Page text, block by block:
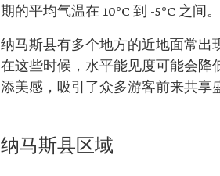
期的平均气温在 10°C 到 -5°C 之间。
纳马斯县有多个地方的近地面常出
在这些时候，水平能见度可能会降
添美感，吸引了众多游客前来共享
纳马斯县区域